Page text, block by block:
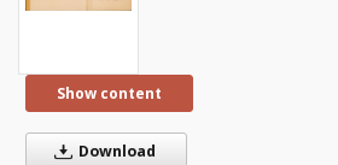
Show content
Download